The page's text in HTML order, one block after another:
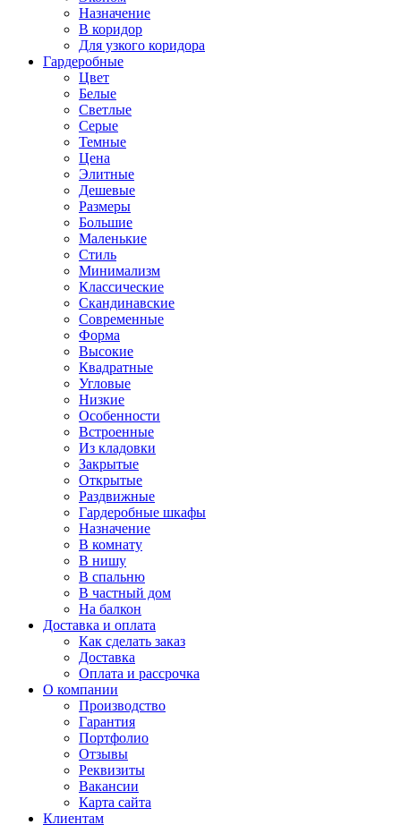
Назначение
В коридор
Для узкого коридора
Гардеробные
Цвет
Белые
Светлые
Серые
Темные
Цена
Элитные
Дешевые
Размеры
Большие
Маленькие
Стиль
Минимализм
Классические
Скандинавские
Современные
Форма
Высокие
Квадратные
Угловые
Низкие
Особенности
Встроенные
Из кладовки
Закрытые
Открытые
Раздвижные
Гардеробные шкафы
Назначение
В комнату
В нишу
В спальню
В частный дом
На балкон
Доставка и оплата
Как сделать заказ
Доставка
Оплата и рассрочка
О компании
Производство
Гарантия
Портфолио
Отзывы
Реквизиты
Вакансии
Карта сайта
Клиентам